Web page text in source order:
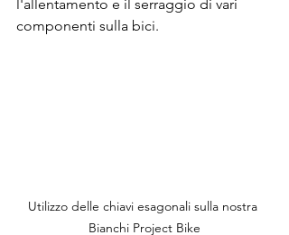
l'allentamento e il serraggio di vari
componenti sulla bici.
Utilizzo delle chiavi esagonali sulla nostra
Bianchi Project Bike